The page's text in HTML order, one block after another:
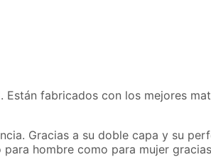
fabricados con los mejores
Gracias a su doble capa y su
hombre como para mujer